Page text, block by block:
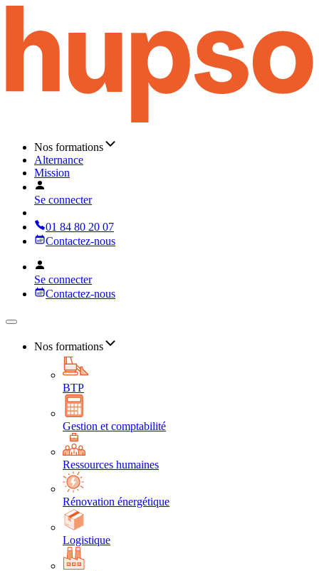
Nos formations
Alternance
Mission
Se connecter
01 84 80 20 07
Contactez-nous
Se connecter
Contactez-nous
Nos formations
BTP
Gestion et comptabilité
Ressources humaines
Rénovation énergétique
Logistique